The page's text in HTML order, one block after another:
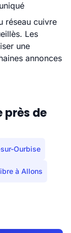
réseau cuivre
Les
une
annonces
près de
Ourbise
à Allons